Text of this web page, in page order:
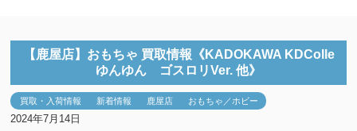
【鹿屋店】おもちゃ 買取情報《KADOKAWA KDColle
ゆんゆん ゴスロリVer. 他》
買取・入荷情報 新着情報 鹿屋店 おもちゃ／ホビー
2024年7月14日